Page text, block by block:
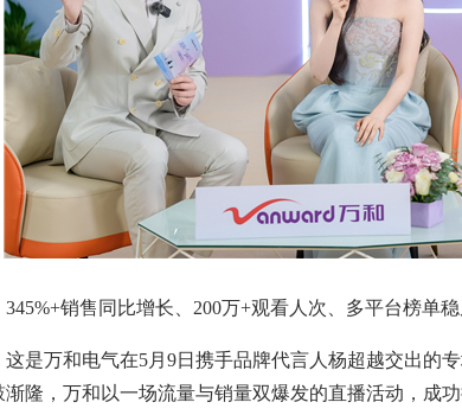
销售同比增长、200万+观看人次、多平台榜单稳
万和电气在5月9日携手品牌代言人杨超越交出的专
渐隆，万和以一场流量与销量双爆发的直播活动，成